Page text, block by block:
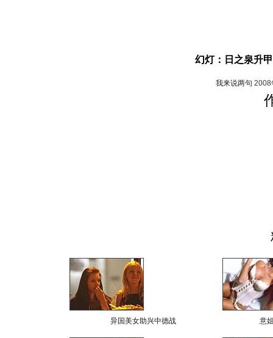
幻灯：日之泉升
我来说两句 2008
异国美女助兴中德战 意